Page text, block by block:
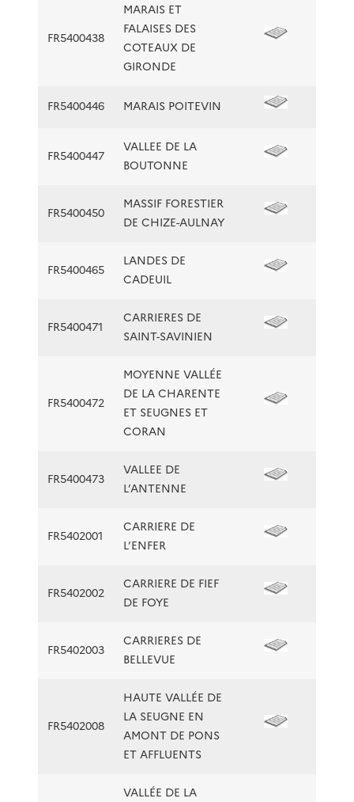
FR5400438
MARAIS ET
FALAISES DES
COTEAUX DE
GIRONDE
FR5400446 MARAIS POITEVIN
FR5400447
VALLEE DE LA
BOUTONNE
FR5400450
MASSIF FORESTIER
DE CHIZE-AULNAY
FR5400465
LANDES DE
CADEUIL
FR5400471
CARRIERES DE
SAINT-SAVINIEN
FR5400472
MOYENNE VALLÉE
DE LA CHARENTE
ET SEUGNES ET
CORAN
FR5400473
VALLEE DE
L’ANTENNE
FR5402001
CARRIERE DE
L’ENFER
FR5402002
CARRIERE DE FIEF
DE FOYE
FR5402003
CARRIERES DE
BELLEVUE
FR5402008
HAUTE VALLÉE DE
LA SEUGNE EN
AMONT DE PONS
ET AFFLUENTS
VALLÉE DE LA